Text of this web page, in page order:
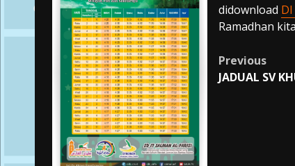
didownload
Ramadhan
Post
navigation
Previous
JADUAL SV